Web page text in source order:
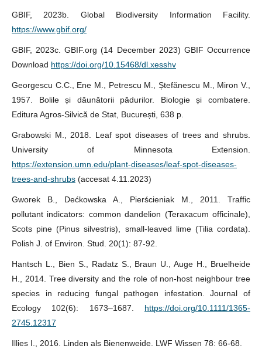
GBIF, 2023b. Global Biodiversity Information Facility.
https://www.gbif.org/
GBIF, 2023c. GBIF.org (14 December 2023) GBIF Occurrence
Download https://doi.org/10.15468/dl.xesshv
Georgescu C.C., Ene M., Petrescu M., Ștefănescu M., Miron V.,
1957. Bolile și dăunătorii pădurilor. Biologie și combatere.
Editura Agros-Silvică de Stat, București, 638 p.
Grabowski M., 2018. Leaf spot diseases of trees and shrubs.
University of Minnesota Extension.
https://extension.umn.edu/plant-diseases/leaf-spot-diseases-
trees-and-shrubs (accesat 4.11.2023)
Gworek B., Dećkowska A., Pierścieniak M., 2011. Traffic
pollutant indicators: common dandelion (Teraxacum officinale),
Scots pine (Pinus silvestris), small-leaved lime (Tilia cordata).
Polish J. of Environ. Stud. 20(1): 87-92.
Hantsch L., Bien S., Radatz S., Braun U., Auge H., Bruelheide
H., 2014. Tree diversity and the role of non-host neighbour tree
species in reducing fungal pathogen infestation. Journal of
Ecology 102(6): 1673–1687. https://doi.org/10.1111/1365-
2745.12317
Illies I., 2016. Linden als Bienenweide. LWF Wissen 78: 66-68.